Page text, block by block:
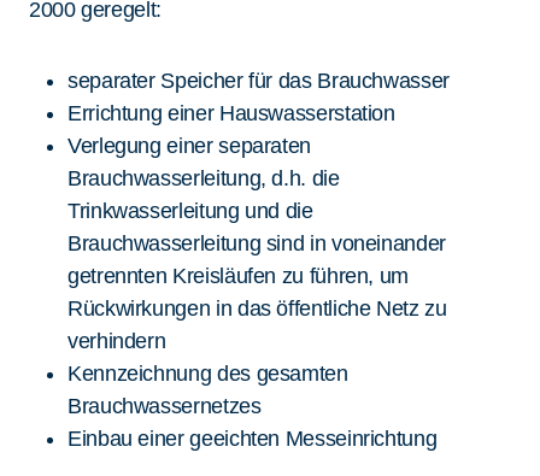
2000 geregelt:
separater Speicher für das Brauchwasser
Errichtung einer Hauswasserstation
Verlegung einer separaten
Brauchwasserleitung, d.h. die
Trinkwasserleitung und die
Brauchwasserleitung sind in voneinander
getrennten Kreisläufen zu führen, um
Rückwirkungen in das öffentliche Netz zu
verhindern
Kennzeichnung des gesamten
Brauchwassernetzes
Einbau einer geeichten Messeinrichtung